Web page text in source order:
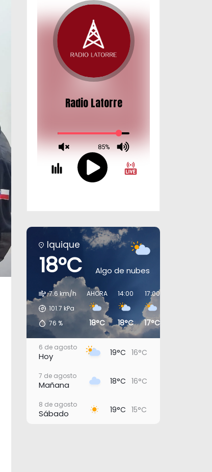
Iquique
18°C Algo de nubes
7.6 km/h
101.7 kPa
76 %
AHORA
18°C
14:00
18°C
17:00
17°C
6 de agosto
Hoy 19°C 16°C
7 de agosto
Mañana 18°C 16°C
8 de agosto
Sábado 19°C 15°C